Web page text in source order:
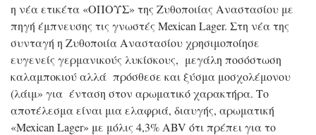
η νέα ετικέτα «ΟΠΟΥΣ» της Ζυθοποιίας Αναστασίου με
πηγή έμπνευσης τις γνωστές Mexican Lager. Στη νέα της
συνταγή η Ζυθοποιία Αναστασίου χρησιμοποίησε
ευγενείς γερμανικούς λυκίσκους, μεγάλη ποσόστωση
καλαμποκιού αλλά πρόσθεσε και ξύσμα μοσχολέμονου
(λάιμ» για ένταση στον αρωματικό χαρακτήρα. Το
αποτέλεσμα είναι μια ελαφριά, διαυγής, αρωματική
«Mexican Lager» με μόλις 4,3% ABV ότι πρέπει για το